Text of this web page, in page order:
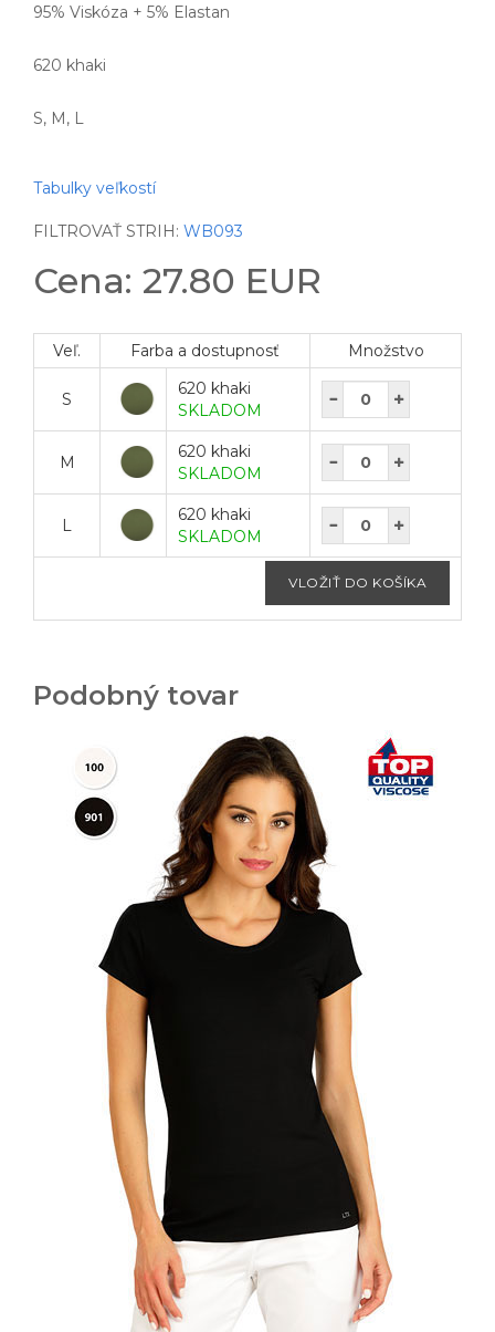
95% Viskóza + 5% Elastan
620 khaki
S, M, L
Tabulky veľkostí
FILTROVAŤ STRIH: WB093
Cena: 27.80 EUR
Veľ. Farba a dostupnosť Množstvo
S
620 khaki
SKLADOM
M
620 khaki
SKLADOM
L
620 khaki
SKLADOM
Podobný tovar